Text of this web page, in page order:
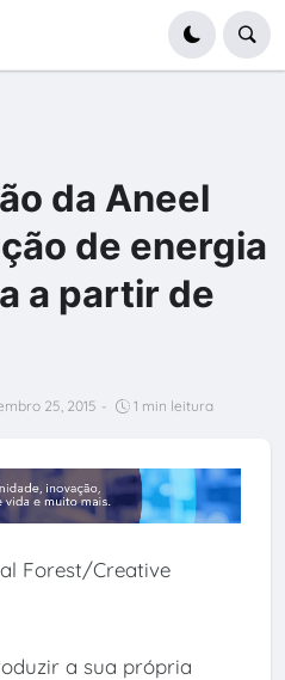
da Aneel
de energia
a partir de
25, 2015 - 1 min leitura
a sua própria